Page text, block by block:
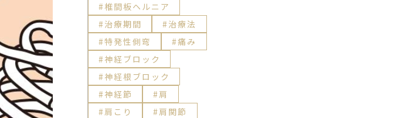
椎間板ヘルニア
治療期間
治療法
特発性側弯
痛み
神経ブロック
神経根ブロック
神経節
肩
肩こり
肩関節